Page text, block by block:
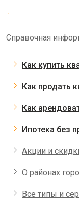
Справочная
Как купить
Как продать
Как
Ипотека без
Акции и
О районах
Все типы и